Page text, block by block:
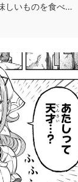
しいものを食べま